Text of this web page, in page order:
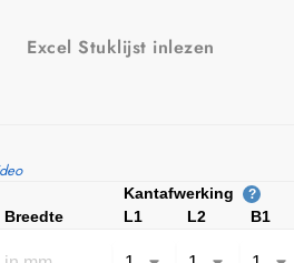
Excel Stuklijst inlezen
Kantafwerking ?
Breedte L1 L2 B1